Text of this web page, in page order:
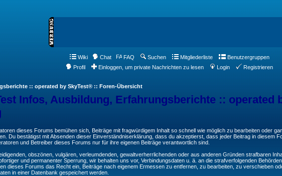
Wiki Chat FAQ Suchen Mitgliederliste
Benutzergruppen
Profil
Einloggen, um private Nachrichten zu lesen Login Registrieren
:: operated by SkyTest® :: Foren-Übersicht
Infos, Ausbildung, Erfahrungsberichte :: operated
dieses Forums bemühen sich, Beiträge mit fragwürdigem Inhalt so schnell wie möglich zu bearbeiten oder
Du bestätigst mit Absenden dieser Einverständniserklärung, dass du akzeptierst, dass jeder Beitrag in diesem
und Betreiber dieses Forums nur für ihre eigenen Beiträge verantwortlich sind.
obszönen, vulgären, verleumdenden, gewaltverherrlichenden oder aus anderen Gründen strafbaren
und permanenter Sperrung, wir behalten uns vor, Verbindungsdaten u. ä. an die strafverfolgenden
dieses Forums das Recht ein, Beiträge nach eigenem Ermessen zu entfernen, zu bearbeiten, zu verschieben
in einer Datenbank gespeichert werden.